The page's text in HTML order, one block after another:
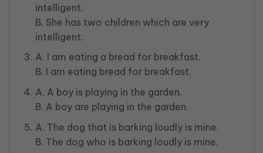
intelligent.
B. She has two children which are very
intelligent.
A. I am eating a bread for breakfast.
B. I am eating bread for breakfast.
A. A boy is playing in the garden.
B. A boy are playing in the garden.
A. The dog that is barking loudly is mine.
B. The dog who is barking loudly is mine.